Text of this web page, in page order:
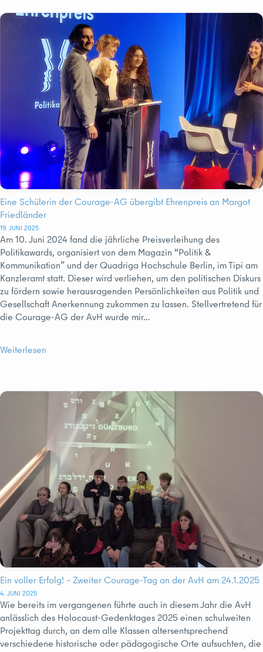
Eine Schülerin der Courage-AG übergibt Ehrenpreis an Margot
Friedländer
19. JUNI 2025
Am 10. Juni 2024 fand die jährliche Preisverleihung des
Politikawards, organisiert von dem Magazin “Politik &
Kommunikation” und der Quadriga Hochschule Berlin, im Tipi am
Kanzleramt statt. Dieser wird verliehen, um den politischen Diskurs
zu fördern sowie herausragenden Persönlichkeiten aus Politik und
Gesellschaft Anerkennung zukommen zu lassen. Stellvertretend für
die Courage-AG der AvH wurde mir…
Weiterlesen
Ein voller Erfolg! – Zweiter Courage-Tag an der AvH am 24.1.2025
4. JUNI 2025
Wie bereits im vergangenen führte auch in diesem Jahr die AvH
anlässlich des Holocaust-Gedenktages 2025 einen schulweiten
Projekttag durch, an dem alle Klassen altersentsprechend
verschiedene historische oder pädagogische Orte aufsuchten, die